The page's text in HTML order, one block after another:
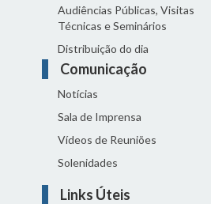
Audiências Públicas, Visitas
Técnicas e Seminários
Distribuição do dia
Comunicação
Notícias
Sala de Imprensa
Vídeos de Reuniões
Solenidades
Links Úteis